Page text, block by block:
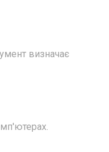
визначає